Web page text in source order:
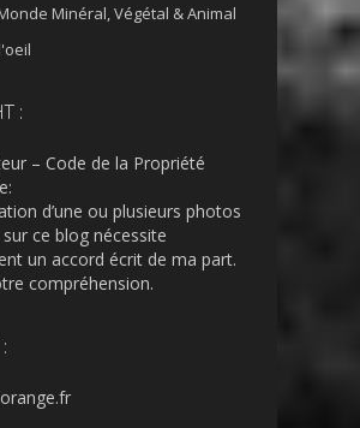
Minéral, Végétal & Animal
:
– Code de la Propriété
d’une ou plusieurs photos
ce blog nécessite
un accord écrit de ma part.
compréhension.